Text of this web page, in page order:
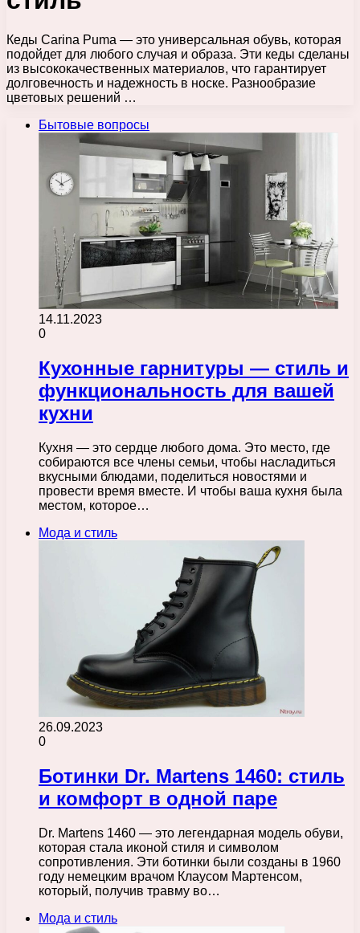
Кеды Carina Puma — это универсальная обувь, которая
подойдет для любого случая и образа. Эти кеды сделаны
из высококачественных материалов, что гарантирует
долговечность и надежность в носке. Разнообразие
цветовых решений …
Бытовые вопросы
14.11.2023
0
Кухонные гарнитуры — стиль и
функциональность для вашей
кухни
Кухня — это сердце любого дома. Это место, где
собираются все члены семьи, чтобы насладиться
вкусными блюдами, поделиться новостями и
провести время вместе. И чтобы ваша кухня была
местом, которое…
Мода и стиль
26.09.2023
0
Ботинки Dr. Martens 1460: стиль
и комфорт в одной паре
Dr. Martens 1460 — это легендарная модель обуви,
которая стала иконой стиля и символом
сопротивления. Эти ботинки были созданы в 1960
году немецким врачом Клаусом Мартенсом,
который, получив травму во…
Мода и стиль